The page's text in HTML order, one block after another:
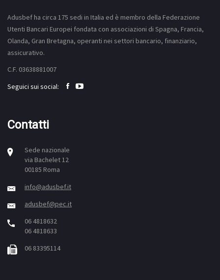
Adusbef ha circa 175 sedi in Italia ed è membro della Federazione
Utenti Bancari Europei fondata con associazioni di Spagna, Francia,
Olanda, Gran Bretagna, operanti nei settori bancario, finanziario,
assicurativo.
C.F. 03638881007
Seguici sui social:
Contatti
Sede nazionale
via Bachelet 12
00185 Roma
info@adusbef.it
adusbef@pec.it
06 4818632
06 4818633
06 83395114